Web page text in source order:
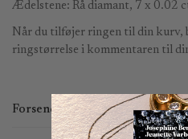
Ædelstene: Rå diamant, 7 x 0.02
Når du tilføjer ringen til din kurv,
ringstørrelse i kommentaren til
Forsendelse og returnering